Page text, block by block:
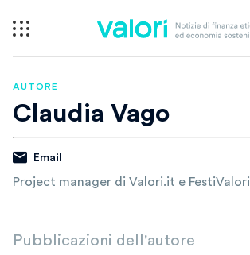
AUTORE
Claudia Vago
Email
Project manager di Valori.it e FestiValori
Pubblicazioni dell'autore